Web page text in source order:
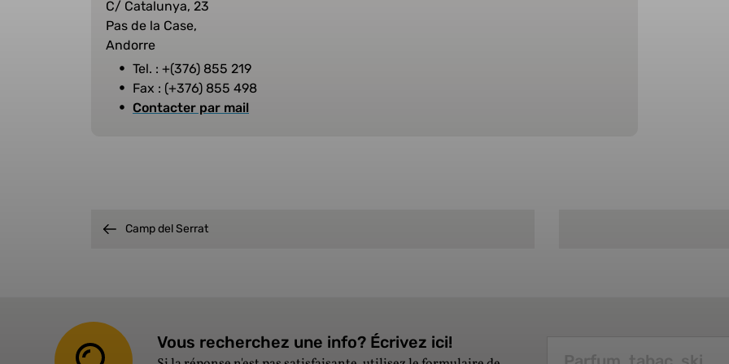
C/ Catalunya, 23
Pas de la Case,
Andorre
Tel. : +(376) 855 219
Fax : (+376) 855 498
Contacter par mail
Camp del Serrat
Vous recherchez une info? Écrivez ici!